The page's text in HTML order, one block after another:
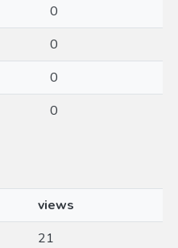
0
0
0
0
views
21